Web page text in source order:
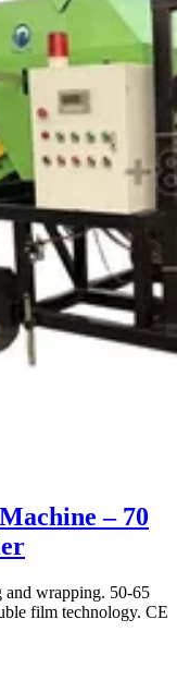
– 70
wrapping. 50-65
film technology. CE